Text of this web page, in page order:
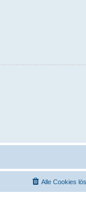
Alle Cookies